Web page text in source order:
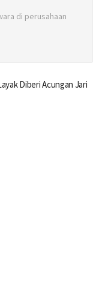
di perusahaan
Diberi Acungan Jari